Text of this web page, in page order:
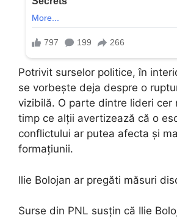
Potrivit surselor politice, în
se vorbește deja despre o
vizibilă. O parte dintre lideri cer
timp ce alții avertizează că o
conflictului ar putea afecta și
formațiunii.
Ilie Bolojan ar pregăti măsuri
Surse din PNL susțin că Ilie